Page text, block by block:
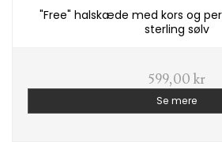
"Free" halskæde med kors og
sterling sølv
599,00 kr
Se mere